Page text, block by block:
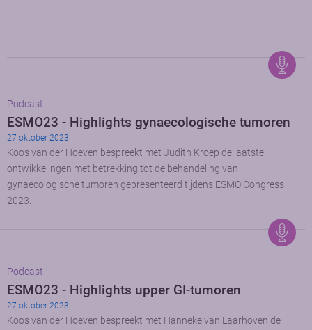
Podcast
ESMO23 - Highlights gynaecologische tumoren
27 oktober 2023
Koos van der Hoeven bespreekt met Judith Kroep de laatste
ontwikkelingen met betrekking tot de behandeling van
gynaecologische tumoren gepresenteerd tijdens ESMO Congress
2023.
Podcast
ESMO23 - Highlights upper GI-tumoren
27 oktober 2023
Koos van der Hoeven bespreekt met Hanneke van Laarhoven de